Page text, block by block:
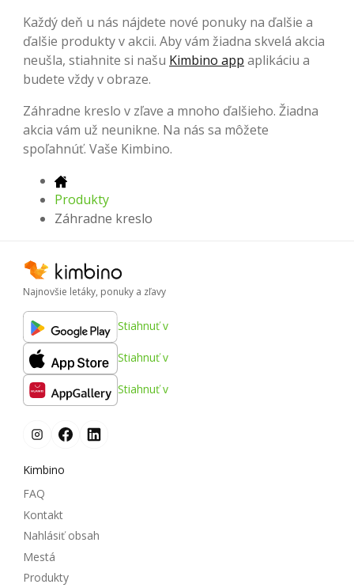
Každý deň u nás nájdete nové ponuky na ďalšie a
ďalšie produkty v akcii. Aby vám žiadna skvelá akcia
neušla, stiahnite si našu Kimbino app aplikáciu a
budete vždy v obraze.
Záhradne kreslo v zľave a mnoho ďalšieho. Žiadna
akcia vám už neunikne. Na nás sa môžete
spoľahnúť. Vaše Kimbino.
Produkty
Záhradne kreslo
Najnovšie letáky, ponuky a zľavy
Stiahnuť v
Stiahnuť v
Stiahnuť v
Kimbino
FAQ
Kontakt
Nahlásiť obsah
Mestá
Produkty